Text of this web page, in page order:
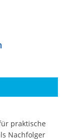
praktische
Nachfolger